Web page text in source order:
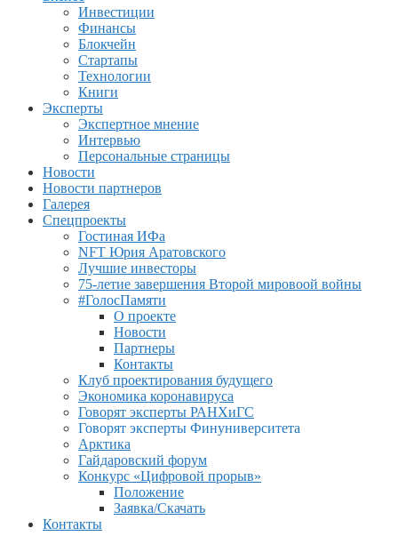
Инвестиции
Финансы
Блокчейн
Стартапы
Технологии
Книги
Эксперты
Экспертное мнение
Интервью
Персональные страницы
Новости
Новости партнеров
Галерея
Спецпроекты
Гостиная ИФа
NFT Юрия Аратовского
Лучшие инвесторы
75-летие завершения Второй мировоой войны
#ГолосПамяти
О проекте
Новости
Партнеры
Контакты
Клуб проектирования будущего
Экономика коронавируса
Говорят эксперты РАНХиГС
Говорят эксперты Финуниверситета
Арктика
Гайдаровский форум
Конкурс «Цифровой прорыв»
Положение
Заявка/Скачать
Контакты